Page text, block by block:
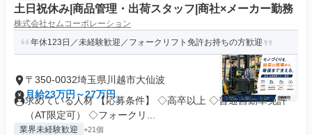
土日祝休み|商品管理・出荷スタッフ|商社×メーカー勤務
株式会社セムコーポレーション
年休123日／未経験歓迎／フォークリフト免許お持ちの方歓迎
〒350-0032埼玉県川越市大仙波
月給23万円～27万円
求めている人材 【応募条件】 ◇高卒以上 ◇普通自動車免許
（AT限定可） ◇フォークリ...
業界未経験歓迎 +21個